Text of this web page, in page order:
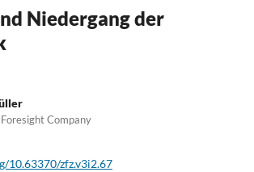
Niedergang der
Company
10.63370/zfz.v3i2.67